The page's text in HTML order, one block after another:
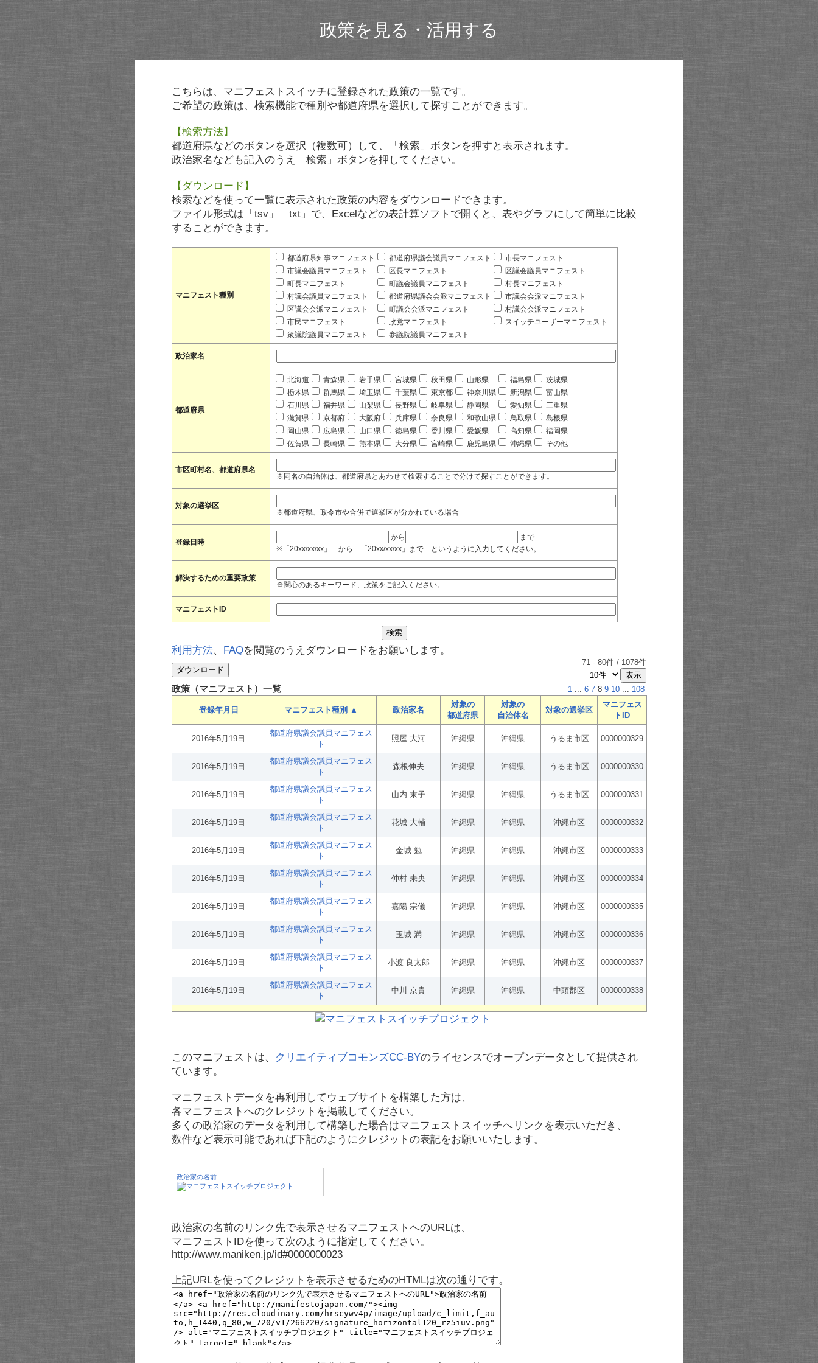
政策を見る・活用する
こちらは、マニフェストスイッチに登録された政策の一覧です。
ご希望の政策は、検索機能で種別や都道府県を選択して探すことができます。
【検索方法】
都道府県などのボタンを選択（複数可）して、「検索」ボタンを押すと表示されます。
政治家名なども記入のうえ「検索」ボタンを押してください。
【ダウンロード】
検索などを使って一覧に表示された政策の内容をダウンロードできます。
ファイル形式は「tsv」「txt」で、Excelなどの表計算ソフトで開くと、表やグラフにして簡単に比較
することができます。
マニフェスト種別
都道府県知事マニフェスト 都道府県議会議員マニフェスト
市長マニフェスト
市議会議員マニフェスト
区長マニフェスト
区議会議員マニフェスト
町長マニフェスト
町議会議員マニフェスト
村長マニフェスト
村議会議員マニフェスト
都道府県議会会派マニフェスト
市議会会派マニフェスト
区議会会派マニフェスト
町議会会派マニフェスト
村議会会派マニフェスト
市民マニフェスト
政党マニフェスト
スイッチユーザーマニフェスト
衆議院議員マニフェスト
参議院議員マニフェスト
政治家名
都道府県
北海道 青森県 岩手県 宮城県 秋田県 山形県 福島県
茨城県
栃木県
群馬県 埼玉県 千葉県 東京都 神奈川県 新潟県
富山県
石川県
福井県 山梨県 長野県 岐阜県 静岡県 愛知県
三重県
滋賀県
京都府 大阪府 兵庫県 奈良県 和歌山県 鳥取県
島根県
岡山県
広島県 山口県 徳島県 香川県 愛媛県 高知県
福岡県
佐賀県
長崎県 熊本県 大分県 宮崎県 鹿児島県 沖縄県 その他
市区町村名、都道府県名
※同名の自治体は、都道府県とあわせて検索することで分けて探すことができます。
対象の選挙区
※都道府県、政令市や合併で選挙区が分かれている場合
登録日時
から
まで
※「20xx/xx/xx」 から 「20xx/xx/xx」まで というように入力してください。
解決するための重要政策
※関心のあるキーワード、政策をご記入ください。
マニフェストID
利用方法、 FAQを閲覧のうえダウンロードをお願いします。
71 - 80件 / 1078件
政策（マニフェスト）一覧 1 ... 6 7 8 9 10 ... 108
登録年月日 マニフェスト種別 ▲ 政治家名
対象の
都道府県
対象の
自治体名
対象の選挙区
マニフェス
トID
2016年5月19日
都道府県議会議員マニフェス
ト
照屋 大河 沖縄県 沖縄県 うるま市区 0000000329
2016年5月19日
都道府県議会議員マニフェス
ト
森根伸夫 沖縄県 沖縄県 うるま市区 0000000330
2016年5月19日
都道府県議会議員マニフェス
ト
山内 末子 沖縄県 沖縄県 うるま市区 0000000331
2016年5月19日
都道府県議会議員マニフェス
ト
花城 大輔 沖縄県 沖縄県 沖縄市区 0000000332
2016年5月19日
都道府県議会議員マニフェス
ト
金城 勉 沖縄県 沖縄県 沖縄市区 0000000333
2016年5月19日
都道府県議会議員マニフェス
ト
仲村 未央 沖縄県 沖縄県 沖縄市区 0000000334
2016年5月19日
都道府県議会議員マニフェス
ト
嘉陽 宗儀 沖縄県 沖縄県 沖縄市区 0000000335
2016年5月19日
都道府県議会議員マニフェス
ト
玉城 満 沖縄県 沖縄県 沖縄市区 0000000336
2016年5月19日
都道府県議会議員マニフェス
ト
小渡 良太郎 沖縄県 沖縄県 沖縄市区 0000000337
2016年5月19日
都道府県議会議員マニフェス
ト
中川 京貴 沖縄県 沖縄県 中頭郡区 0000000338
このマニフェストは、 クリエイティブコモンズCC-BYのライセンスでオープンデータとして提供され
ています。
マニフェストデータを再利用してウェブサイトを構築した方は、
各マニフェストへのクレジットを掲載してください。
多くの政治家のデータを利用して構築した場合はマニフェストスイッチへリンクを表示いただき、
数件など表示可能であれば下記のようにクレジットの表記をお願いいたします。
政治家の名前
政治家の名前のリンク先で表示させるマニフェストへのURLは、
マニフェストIDを使って次のように指定してください。
http://www.maniken.jp/id#0000000023
上記URLを使ってクレジットを表示させるためのHTMLは次の通りです。